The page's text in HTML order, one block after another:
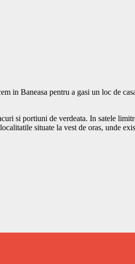
in Baneasa pentru a gasi un loc de
si portiuni de verdeata. In satele
situate la vest de oras, unde